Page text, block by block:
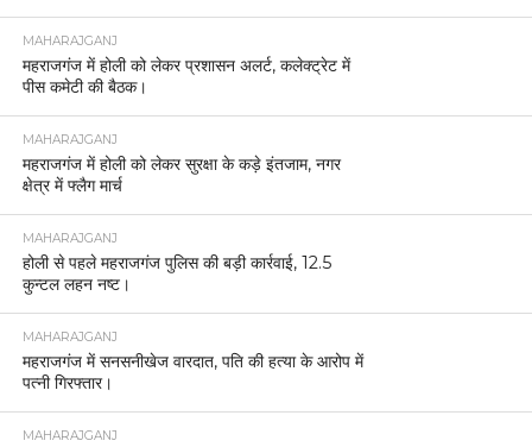
MAHARAJGANJ
महराजगंज में होली को लेकर प्रशासन अलर्ट, कलेक्ट्रेट में
पीस कमेटी की बैठक।
MAHARAJGANJ
महराजगंज में होली को लेकर सुरक्षा के कड़े इंतजाम, नगर
क्षेत्र में फ्लैग मार्च
MAHARAJGANJ
होली से पहले महराजगंज पुलिस की बड़ी कार्रवाई, 12.5
कुन्टल लहन नष्ट।
MAHARAJGANJ
महराजगंज में सनसनीखेज वारदात, पति की हत्या के आरोप में
पत्नी गिरफ्तार।
MAHARAJGANJ